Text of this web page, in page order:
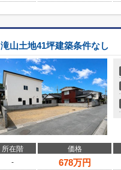
滝山土地41坪建築条件なし
所在階 価格
-
678万円